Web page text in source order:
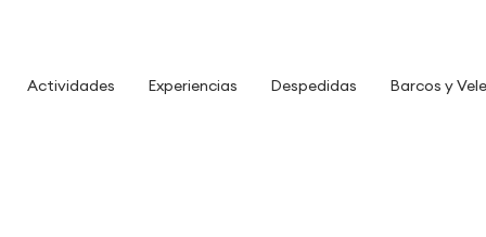
Actividades Experiencias Despedidas Barcos y